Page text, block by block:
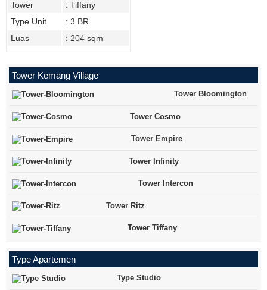
Tower
: Tiffany
Type Unit
: 3 BR
Luas
: 204 sqm
Tower Kemang Village
Tower Bloomington
Tower Cosmo
Tower Empire
Tower Infinity
Tower Intercon
Tower Ritz
Tower Tiffany
Type Apartemen
Type Studio